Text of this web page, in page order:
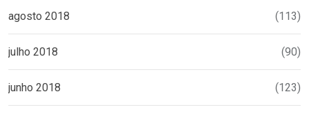
agosto 2018 (113)
julho 2018 (90)
junho 2018 (123)